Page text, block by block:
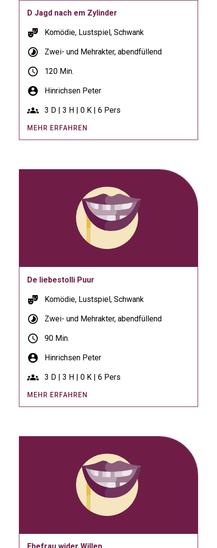
D Jagd nach em Zylinder
theater_comedy Komödie, Lustspiel, Schwank
timelapse Zwei- und Mehrakter, abendfüllend
schedule 120 Min.
account_circle Hinrichsen Peter
groups 3 D | 3 H | 0 K | 6 Pers
MEHR ERFAHREN
De liebestolli Puur
theater_comedy Komödie, Lustspiel, Schwank
timelapse Zwei- und Mehrakter, abendfüllend
schedule 90 Min.
account_circle Hinrichsen Peter
groups 3 D | 3 H | 0 K | 6 Pers
MEHR ERFAHREN